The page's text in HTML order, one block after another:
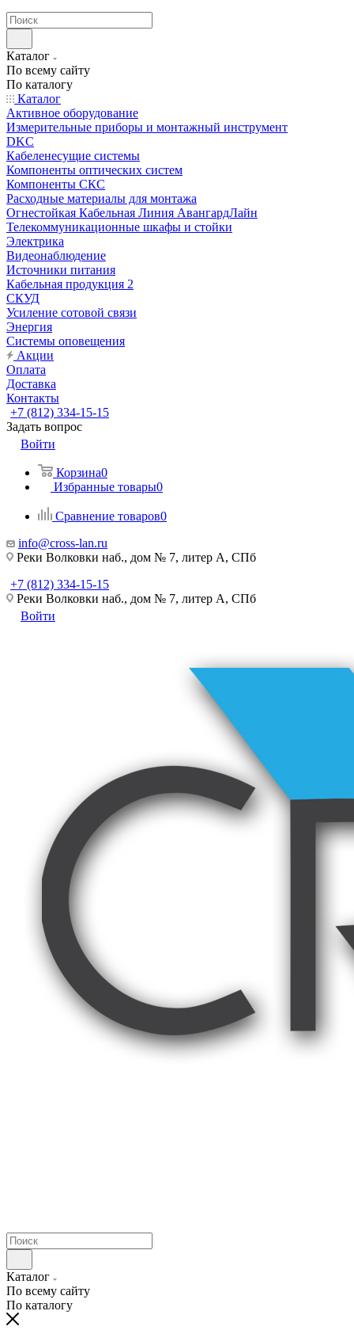
Каталог
По всему сайту
По каталогу
Каталог
Активное оборудование
Измерительные приборы и монтажный инструмент
DKC
Кабеленесущие системы
Компоненты оптических систем
Компоненты СКС
Расходные материалы для монтажа
Огнестойкая Кабельная Линия АвангардЛайн
Телекоммуникационные шкафы и стойки
Электрика
Видеонаблюдение
Источники питания
Кабельная продукция 2
СКУД
Усиление сотовой связи
Энергия
Системы оповещения
Акции
Оплата
Доставка
Контакты
+7 (812) 334-15-15
Задать вопрос
Войти
Корзина0
Избранные товары0
Сравнение товаров0
info@cross-lan.ru
Реки Волковки наб., дом № 7, литер А, СПб
+7 (812) 334-15-15
Реки Волковки наб., дом № 7, литер А, СПб
Войти
Каталог
По всему сайту
По каталогу